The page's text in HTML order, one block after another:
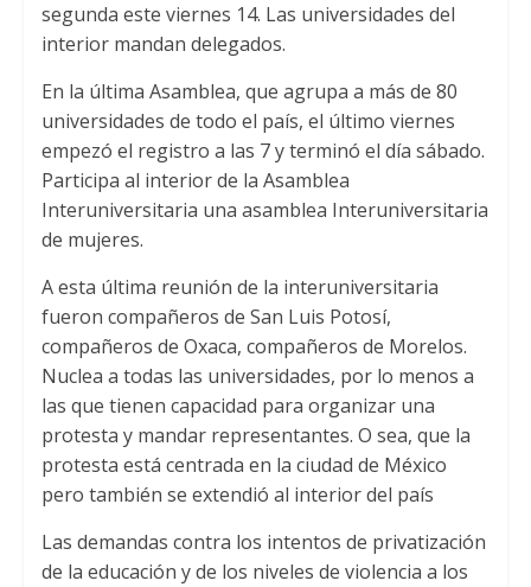
segunda este viernes 14. Las universidades del
interior mandan delegados.
En la última Asamblea, que agrupa a más de 80
universidades de todo el país, el último viernes
empezó el registro a las 7 y terminó el día sábado.
Participa al interior de la Asamblea
Interuniversitaria una asamblea Interuniversitaria
de mujeres.
A esta última reunión de la interuniversitaria
fueron compañeros de San Luis Potosí,
compañeros de Oxaca, compañeros de Morelos.
Nuclea a todas las universidades, por lo menos a
las que tienen capacidad para organizar una
protesta y mandar representantes. O sea, que la
protesta está centrada en la ciudad de México
pero también se extendió al interior del país
Las demandas contra los intentos de privatización
de la educación y de los niveles de violencia a los